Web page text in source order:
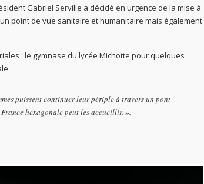
Gabriel Serville a décidé en urgence de la mise à
point de vue sanitaire et humanitaire mais également
: le gymnase du lycée Michotte pour quelques
puissent continuer leur périple à travers un pont
hexagonale peut les accueillir. ».